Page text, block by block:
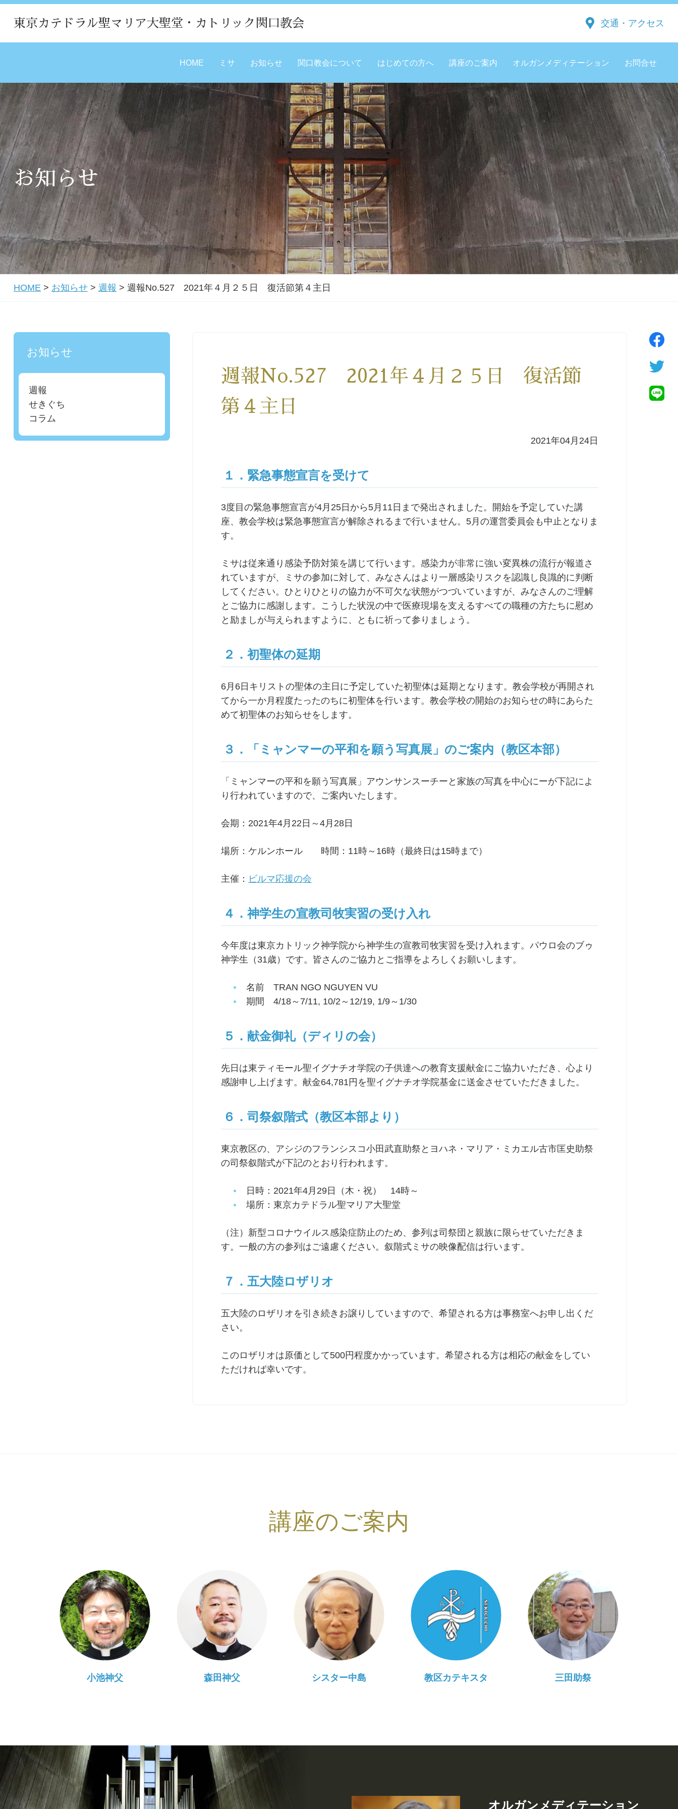
東京カテドラル聖マリア大聖堂・カトリック関口教会 交通・アクセス
HOME ミサ お知らせ 関口教会について はじめての方へ 講座のご案内 オルガンメディテーション お問合せ
お知らせ
HOME > お知らせ > 週報 > 週報No.527 2021年４月２５日 復活節第４主日
週報No.527 2021年４月２５日 復活節
第４主日
2021年04月24日
１．緊急事態宣言を受けて
3度目の緊急事態宣言が4月25日から5月11日まで発出されました。開始を予定していた講
座、教会学校は緊急事態宣言が解除されるまで行いません。5月の運営委員会も中止となりま
す。
ミサは従来通り感染予防対策を講じて行います。感染力が非常に強い変異株の流行が報道さ
れていますが、ミサの参加に対して、みなさんはより一層感染リスクを認識し良識的に判断
してください。ひとりひとりの協力が不可欠な状態がつづいていますが、みなさんのご理解
とご協力に感謝します。こうした状況の中で医療現場を支えるすべての職種の方たちに慰め
と励ましが与えられますように、ともに祈って参りましょう。
２．初聖体の延期
6月6日キリストの聖体の主日に予定していた初聖体は延期となります。教会学校が再開され
てから一か月程度たったのちに初聖体を行います。教会学校の開始のお知らせの時にあらた
めて初聖体のお知らせをします。
３．「ミャンマーの平和を願う写真展」のご案内（教区本部）
「ミャンマーの平和を願う写真展」アウンサンスーチーと家族の写真を中心にーが下記によ
り行われていますので、ご案内いたします。
会期：2021年4月22日～4月28日
場所：ケルンホール 時間：11時～16時（最終日は15時まで）
主催： ビルマ応援の会
４．神学生の宣教司牧実習の受け入れ
今年度は東京カトリック神学院から神学生の宣教司牧実習を受け入れます。パウロ会のブゥ
神学生（31歳）です。皆さんのご協力とご指導をよろしくお願いします。
名前 TRAN NGO NGUYEN VU
期間 4/18～7/11, 10/2～12/19, 1/9～1/30
５．献金御礼（ディリの会）
先日は東ティモール聖イグナチオ学院の子供達への教育支援献金にご協力いただき、心より
感謝申し上げます。献金64,781円を聖イグナチオ学院基金に送金させていただきました。
６．司祭叙階式（教区本部より）
東京教区の、アシジのフランシスコ小田武直助祭とヨハネ・マリア・ミカエル古市匡史助祭
の司祭叙階式が下記のとおり行われます。
日時：2021年4月29日（木・祝） 14時～
場所：東京カテドラル聖マリア大聖堂
（注）新型コロナウイルス感染症防止のため、参列は司祭団と親族に限らせていただきま
す。一般の方の参列はご遠慮ください。叙階式ミサの映像配信は行います。
７．五大陸ロザリオ
五大陸のロザリオを引き続きお譲りしていますので、希望される方は事務室へお申し出くだ
さい。
このロザリオは原価として500円程度かかっています。希望される方は相応の献金をしてい
ただければ幸いです。
お知らせ
週報
せきぐち
コラム
講座のご案内
小池神父 森田神父 シスター中島 教区カテキスタ 三田助祭
オルガンメディテーション